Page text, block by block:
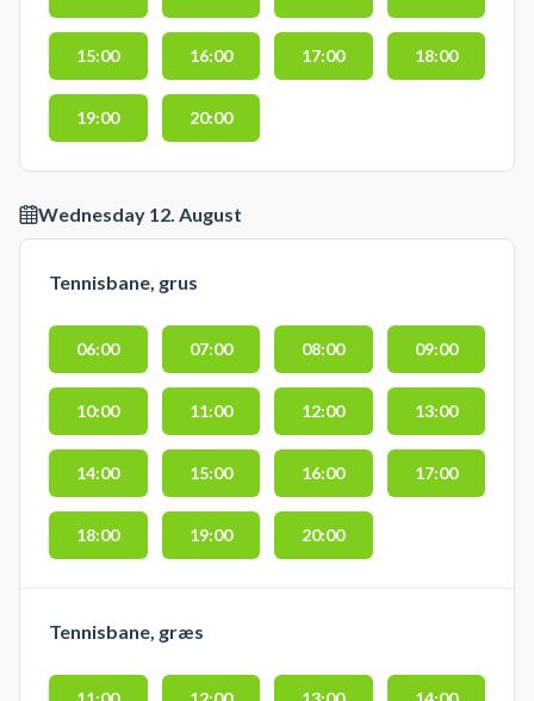
15:00 16:00 17:00 18:00
19:00 20:00
Wednesday 12. August
Tennisbane, grus
06:00 07:00 08:00 09:00
10:00 11:00 12:00 13:00
14:00 15:00 16:00 17:00
18:00 19:00 20:00
Tennisbane, græs